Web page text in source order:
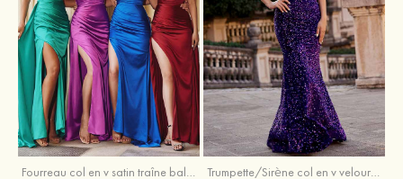
Fourreau col en v satin traîne balayage robe de bal Trumpette/Sirène col en v velours paillettes traîne balayage robe de bal